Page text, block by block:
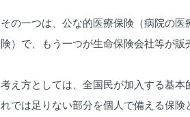
その一つは、公な的医療保険（病院の
険）で、もう一つが生命保険会社等が販
考え方としては、全国民が加入する基
れでは足りない部分を個人で備える保険